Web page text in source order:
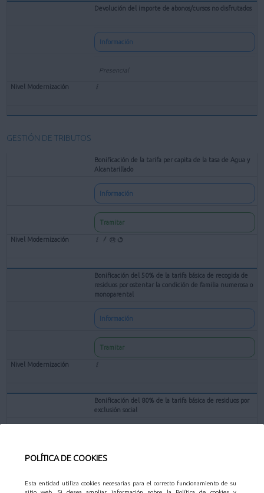
POLÍTICA DE COOKIES
Esta entidad utiliza cookies necesarias para el correcto funcionamiento de su
Devolución del importe de abonos/cursos no disfrutados
Información
Presencial
GESTIÓN DE TRIBUTOS
Bonificación de la tarifa per capita de la tasa de Agua y
Alcantarillado
Información
Tramitar
Bonificación del 50% de la tarifa básica de recogida de
residuos por ostentar la condición de familia numerosa o
monoparental
Información
Tramitar
Bonificación del 80% de la tarifa básica de residuos por
exclusión social
Tramitar